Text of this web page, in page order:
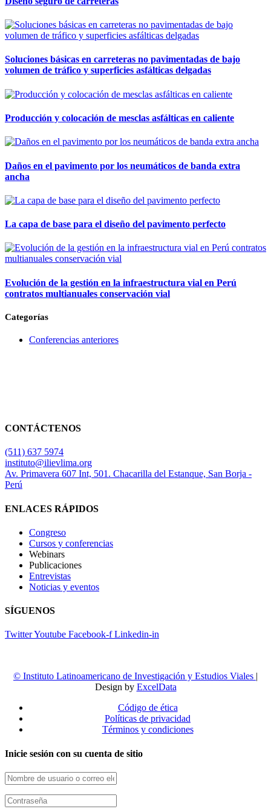
Soluciones básicas en carreteras no pavimentadas de bajo
volumen de tráfico y superficies asfálticas delgadas
Producción y colocación de mesclas asfálticas en caliente
Daños en el pavimento por los neumáticos de banda extra
ancha
La capa de base para el diseño del pavimento perfecto
Evolución de la gestión en la infraestructura vial en Perú
contratos multianuales conservación vial
Categorías
Conferencias anteriores
CONTÁCTENOS
(511) 637 5974
instituto@ilievlima.org
Av. Primavera 607 Int, 501. Chacarilla del Estanque, San Borja -
Perú
ENLACES RÁPIDOS
Congreso
Cursos y conferencias
Webinars
Publicaciones
Entrevistas
Noticias y eventos
SÍGUENOS
TwitterYoutube Facebook-f Linkedin-in
© Instituto Latinoamericano de Investigación y Estudios Viales |
Design by ExcelData
Código de ética
Políticas de privacidad
Términos y condiciones
Inicie sesión con su cuenta de sitio